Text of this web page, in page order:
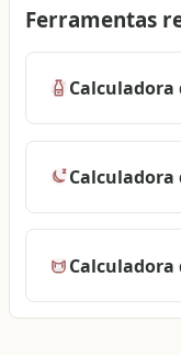
Ferramentas
Calculadora
Calculadora
Calculadora